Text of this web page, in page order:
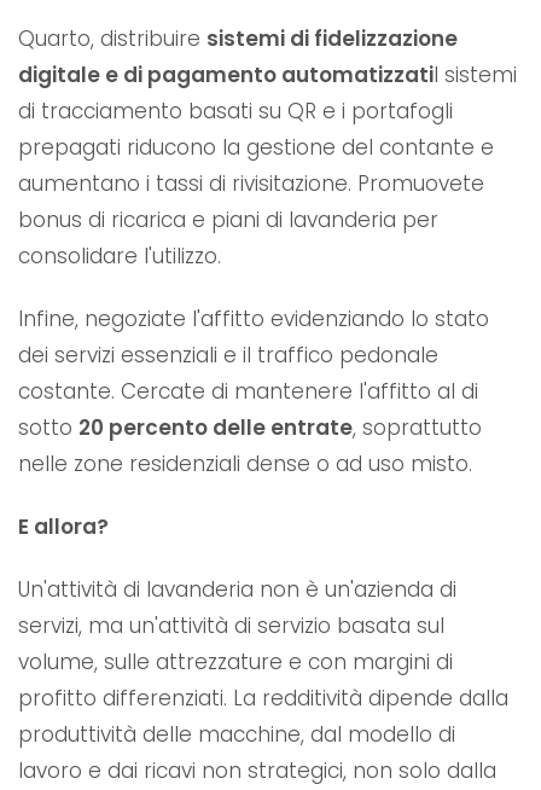
Quarto, distribuire sistemi di fidelizzazione
digitale e di pagamento automatizzatiI sistemi
di tracciamento basati su QR e i portafogli
prepagati riducono la gestione del contante e
aumentano i tassi di rivisitazione. Promuovete
bonus di ricarica e piani di lavanderia per
consolidare l'utilizzo.
Infine, negoziate l'affitto evidenziando lo stato
dei servizi essenziali e il traffico pedonale
costante. Cercate di mantenere l'affitto al di
sotto 20 percento delle entrate, soprattutto
nelle zone residenziali dense o ad uso misto.
E allora?
Un'attività di lavanderia non è un'azienda di
servizi, ma un'attività di servizio basata sul
volume, sulle attrezzature e con margini di
profitto differenziati. La redditività dipende dalla
produttività delle macchine, dal modello di
lavoro e dai ricavi non strategici, non solo dalla